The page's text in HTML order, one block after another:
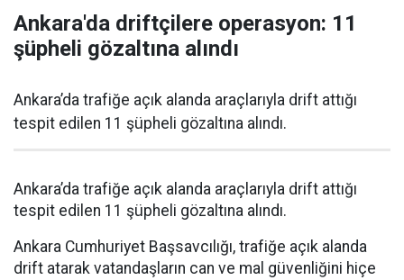
Ankara'da driftçilere operasyon: 11
şüpheli gözaltına alındı
Ankara’da trafiğe açık alanda araçlarıyla drift attığı
tespit edilen 11 şüpheli gözaltına alındı.
Ankara’da trafiğe açık alanda araçlarıyla drift attığı
tespit edilen 11 şüpheli gözaltına alındı.
Ankara Cumhuriyet Başsavcılığı, trafiğe açık alanda
drift atarak vatandaşların can ve mal güvenliğini hiçe